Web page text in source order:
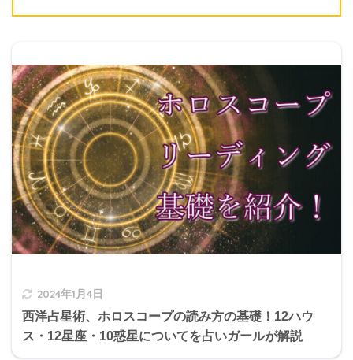
2024年1月4日
西洋占星術、ホロスコープの読み方の基礎！12ハウ
ス・12星座・10惑星についてを占いガールが解説